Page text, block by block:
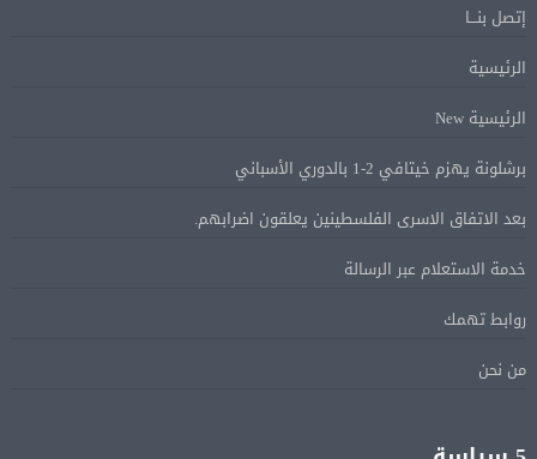
Alcool américain au Canada: «Carney risque d’être pris en
«Aucune négociation ne peut être bonne avec
spécialiste en droit commercial
إلى 6,4%
إتصل بنـــا
الرئيسية
الرئيسية New
برشلونة يهزم خيتافي 2-1 بالدوري الأسباني
بعد الاتفاق الاسرى الفلسطينين يعلقون اضرابهم.
خدمة الاستعلام عبر الرسالة
روابط تهمك
من نحن